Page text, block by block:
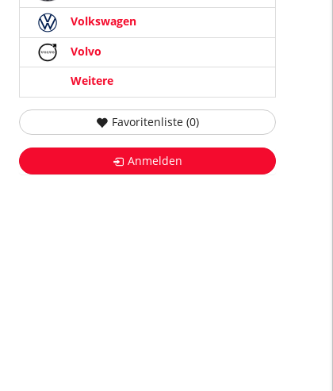
Volkswagen
Volvo
Weitere
Favoritenliste (0)
Anmelden